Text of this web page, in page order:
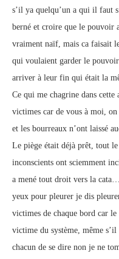
s’il ya quelqu’un a qui il faut
berné et croire que le pouvoir
vraiment naïf, mais ca faisait
qui voulaient garder le
arriver à leur fin qui était la
Ce qui me chagrine dans cette
victimes car de vous à moi,
et les bourreaux n’ont laissé
Le piège était déjà prêt, tout
inconscients ont sciemment
a mené tout droit vers la
yeux pour pleurer je dis
victimes de chaque bord car
victime du système, même
chacun de se dire non je ne